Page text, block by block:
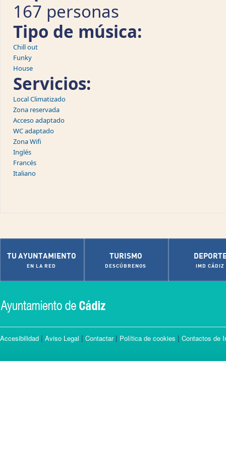
167 personas
Tipo de música:
Chill out
Funky
House
Servicios:
Local Climatizado
Zona reservada
Acceso adaptado
WC adaptado
Zona Wifi
Inglés
Francés
Italiano
TU AYUNTAMIENTO
EN LA RED
TURISMO
DESCÚBRENOS IMD CÁDIZ
Accesibilidad | Aviso Legal | Contactar| Política de cookies | Contactos de